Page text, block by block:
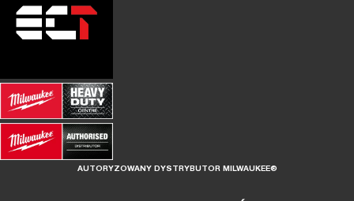
AUTORYZOWANY DYSTRYBUTOR MILWAUKEE®